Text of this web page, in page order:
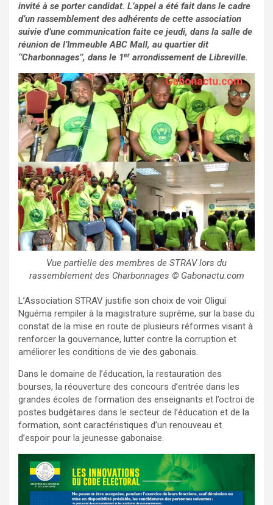
invité à se porter candidat. L’appel a été fait dans le cadre
d’un rassemblement des adhérents de cette association
suivie d’une communication faite ce jeudi, dans la salle de
réunion de l’Immeuble ABC Mall, au quartier dit
‘’Charbonnages’’, dans le 1erarrondissement de Libreville.
Vue partielle des membres de STRAV lors du
rassemblement des Charbonnages © Gabonactu.com
L’Association STRAV justifie son choix de voir Oligui
Nguéma rempiler à la magistrature suprême, sur la base du
constat de la mise en route de plusieurs réformes visant à
renforcer la gouvernance, lutter contre la corruption et
améliorer les conditions de vie des gabonais.
Dans le domaine de l’éducation, la restauration des
bourses, la réouverture des concours d’entrée dans les
grandes écoles de formation des enseignants et l’octroi de
postes budgétaires dans le secteur de l’éducation et de la
formation, sont caractéristiques d’un renouveau et
d’espoir pour la jeunesse gabonaise.